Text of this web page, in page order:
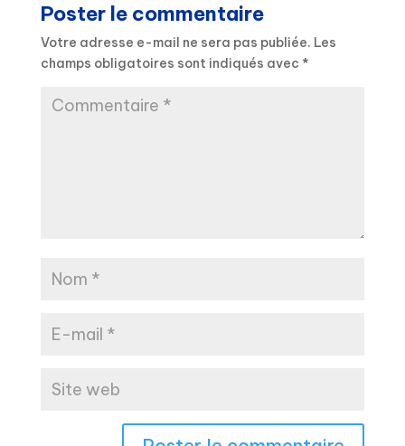
Poster le commentaire
Votre adresse e-mail ne sera pas publiée. Les
champs obligatoires sont indiqués avec *